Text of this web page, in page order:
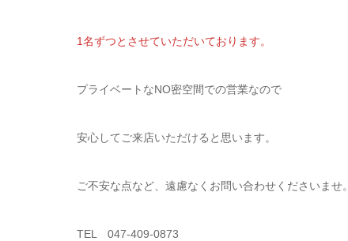
1名ずつとさせていただいております。
プライベートなNO密空間での営業なので
安心してご来店いただけると思います。
ご不安な点など、遠慮なくお問い合わせくださいませ。
TEL 047-409-0873